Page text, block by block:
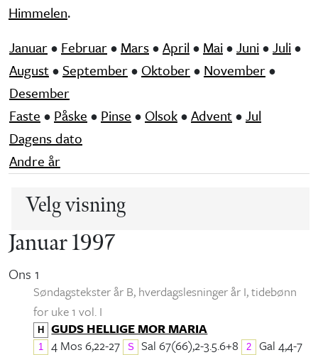
Himmelen.
Januar• Februar• Mars•April • Mai•Juni•Juli•
August• September• Oktober• November•
Desember
Faste • Påske • Pinse • Olsok•Advent•Jul
Dagens dato
Andre år
Velg visning
Januar 1997
Ons 1
Søndagstekster år B, hverdagslesninger år I, tidebønn
for uke 1 vol. I
H GUDS HELLIGE MOR MARIA
1 4 Mos 6,22-27 S Sal 67(66),2-3.5.6+8 2 Gal 4,4-7